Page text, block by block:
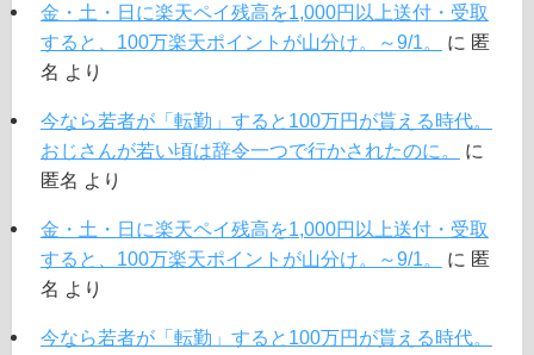
金・土・日に楽天ペイ残高を1,000円以上送付・受取
すると、100万楽天ポイントが山分け。～9/1。
に 匿
名 より
今なら若者が「転勤」すると100万円が貰える時代。
おじさんが若い頃は辞令一つで行かされたのに。
に
匿名 より
金・土・日に楽天ペイ残高を1,000円以上送付・受取
すると、100万楽天ポイントが山分け。～9/1。
に 匿
名 より
今なら若者が「転勤」すると100万円が貰える時代。